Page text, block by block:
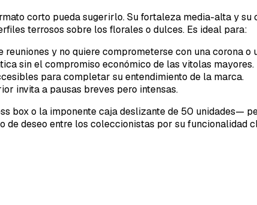
corto pueda sugerirlo. Su fortaleza media-alta y
terrosos sobre los florales o dulces. Es ideal para:
y no quiere comprometerse con una corona o
sin el compromiso económico de las vitolas mayores.
para completar su entendimiento de la marca.
invita a pausas breves pero intensas.
box o la imponente caja deslizante de 50 unidades—
deseo entre los coleccionistas por su funcionalidad